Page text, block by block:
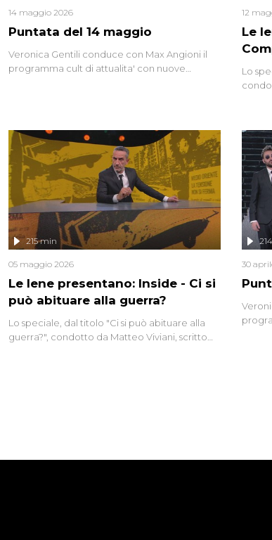
Puntata del 14 maggio
14 maggio 2026
Veronica Gentili conduce con Max Angioni il
programma cult di attualita' con nuove
Le
12
Lo
e
Le Iene presentano: Inside - Ci si
può abituare alla guerra?
215 min
05 maggio 2026
Lo speciale, dal titolo "Ci si può abituare alla
guerra?", condotto da Matteo Viviani, scritto
30